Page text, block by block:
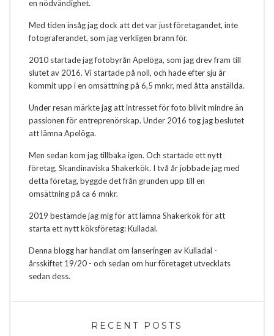
en nödvändighet.
Med tiden insåg jag dock att det var just företagandet, inte
fotograferandet, som jag verkligen brann för.
2010 startade jag fotobyrån Apelöga, som jag drev fram till
slutet av 2016. Vi startade på noll, och hade efter sju år
kommit upp i en omsättning på 6,5 mnkr, med åtta anställda.
Under resan märkte jag att intresset för foto blivit mindre än
passionen för entreprenörskap. Under 2016 tog jag beslutet
att lämna Apelöga.
Men sedan kom jag tillbaka igen. Och startade ett nytt
företag, Skandinaviska Shakerkök. I två år jobbade jag med
detta företag, byggde det från grunden upp till en
omsättning på ca 6 mnkr.
2019 bestämde jag mig för att lämna Shakerkök för att
starta ett nytt köksföretag: Kulladal.
Denna blogg har handlat om lanseringen av Kulladal -
årsskiftet 19/20 - och sedan om hur företaget utvecklats
sedan dess.
RECENT POSTS